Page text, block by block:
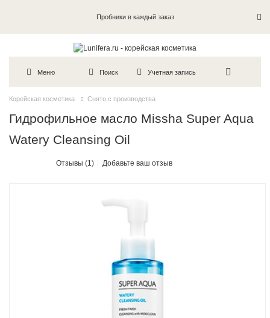
Пробники в каждый заказ
Меню Поиск Учетная запись
Корейская косметика Снято с производства
Гидрофильное масло Missha Super Aqua
Watery Cleansing Oil
Отзывы (1) Добавьте ваш отзыв